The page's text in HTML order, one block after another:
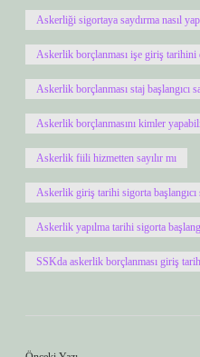
Askerliği sigortaya saydırma nasıl
Askerlik borçlanması işe giriş
Askerlik borçlanması staj başlangıcı
Askerlik borçlanmasını kimler
Askerlik fiili hizmetten sayılır mı
Askerlik giriş tarihi sigorta başlangıcı
Askerlik yapılma tarihi sigorta
SSKda askerlik borçlanması giriş